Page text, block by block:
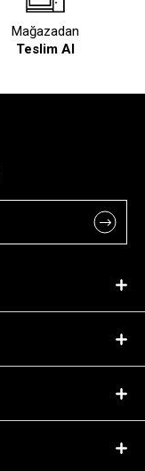
Mağazadan
Teslim Al